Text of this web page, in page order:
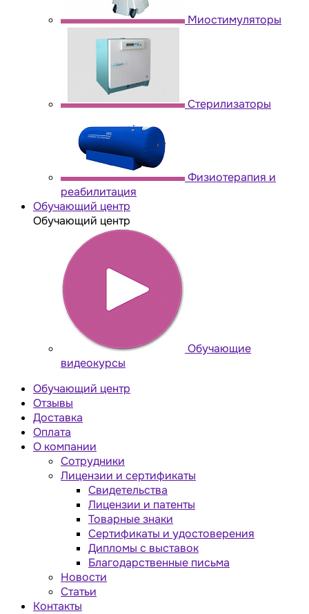
Миостимуляторы
Стерилизаторы
Физиотерапия и
реабилитация
Обучающий центр
Обучающий центр
Обучающие
видеокурсы
Обучающий центр
Отзывы
Доставка
Оплата
О компании
Сотрудники
Лицензии и сертификаты
Свидетельства
Лицензии и патенты
Товарные знаки
Сертификаты и удостоверения
Дипломы с выставок
Благодарственные письма
Новости
Статьи
Контакты